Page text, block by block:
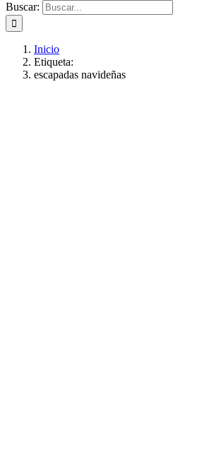
Buscar:
Inicio
Etiqueta:
escapadas navideñas